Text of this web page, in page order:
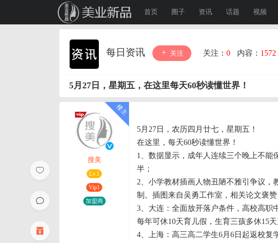
首页 圈子 资讯 话题 视频
每日资讯 关注 关注： 0 内容： 1572
5月27日，星期五，在这里每天60秒读懂世界！
搜美
Lv.1
Vip1
加盟商
5月27日，农历四月廿七，星期五！
在这里，每天60秒读懂世界！
1、数据显示，成年人连续三个晚上不能
半；
2、小学教材插画人物丑陋不雅引争议，
制。插图来自吴勇工作室，相关论文褒
3、大连：全面放开落户条件，高校高职
每年可休10天育儿假，生育三孩多休15
4、上海：高三高二学生6月6日起返校